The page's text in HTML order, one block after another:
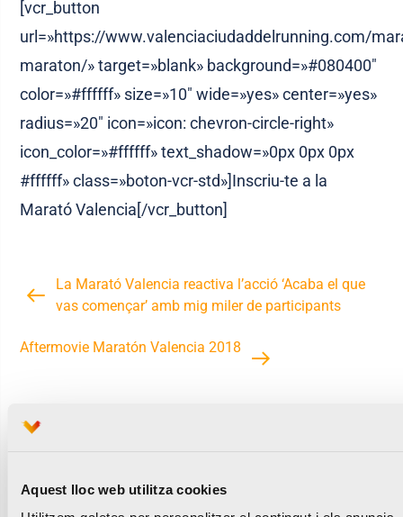
Aquest lloc web utilitza cookies
[vcr_button
url=»https://www.valenciaciudaddelrunning.com/
maraton/» target=»blank» background=»#080400″
color=»#ffffff» size=»10″ wide=»yes» center=»yes»
radius=»20″ icon=»icon: chevron-circle-right»
icon_color=»#ffffff» text_shadow=»0px 0px 0px
#ffffff» class=»boton-vcr-std»]Inscriu-te a la
Marató Valencia[/vcr_button]
La Marató Valencia reactiva l’acció ‘Acaba el que
vas començar’ amb mig miler de participants
Aftermovie Maratón Valencia 2018